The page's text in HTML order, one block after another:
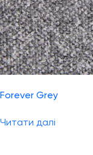
Forever Grey
Читати далі